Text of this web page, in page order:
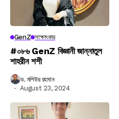
GenZ সাক্ষাৎকার
#০৮৬ GenZ বিজ্ঞানী জান্নাতুল
শাহরীন শশী
ড. মশিউর রহমান
August 23, 2024